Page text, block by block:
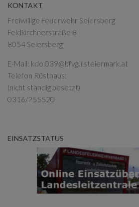
KONTAKT
Freiwillige Feuerwehr Seiersberg
Feldkirchnerstraße 8
8054 Seiersberg
E-Mail: kdo.039@bfvgu.steiermark.at
Telefon Rüsthaus:
(nicht ständig besetzt)
0316/255520
EINSATZSTATUS